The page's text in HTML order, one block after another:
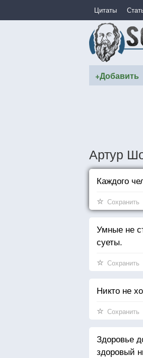
Цитаты
+Добавить
Артур
Каждого
Сохранить
Умные не
суеты.
Сохранить
Никто не
Сохранить
Здоровье
здоровый